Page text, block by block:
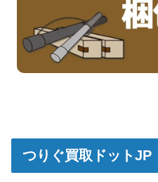
つりぐ買取ドットJP